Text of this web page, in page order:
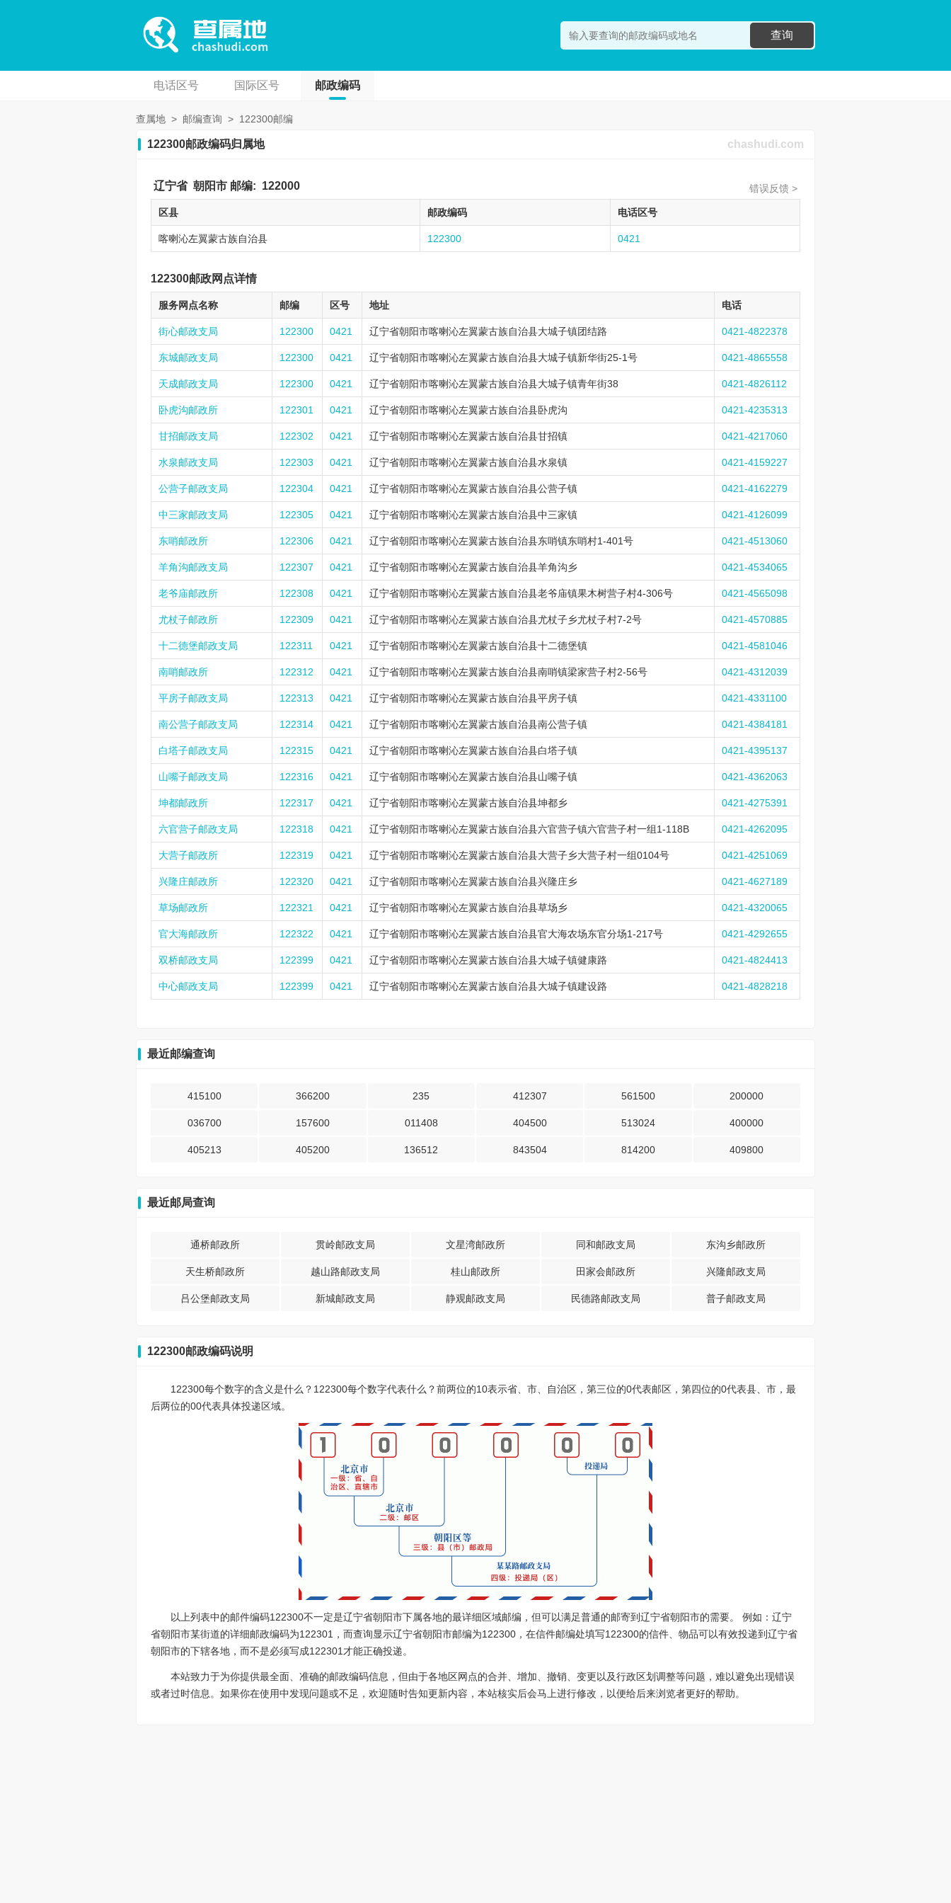
查询
电话区号 国际区号 邮政编码
查属地 > 邮编查询 > 122300邮编
122300邮政编码归属地 chashudi.com
辽宁省 朝阳市 邮编: 122000 错误反馈 >
区县 邮政编码 电话区号
喀喇沁左翼蒙古族自治县 122300 0421
122300邮政网点详情
服务网点名称 邮编 区号 地址 电话
街心邮政支局 122300 0421 辽宁省朝阳市喀喇沁左翼蒙古族自治县大城子镇团结路 0421-4822378
东城邮政支局 122300 0421 辽宁省朝阳市喀喇沁左翼蒙古族自治县大城子镇新华街25-1号 0421-4865558
天成邮政支局 122300 0421 辽宁省朝阳市喀喇沁左翼蒙古族自治县大城子镇青年街38 0421-4826112
卧虎沟邮政所 122301 0421 辽宁省朝阳市喀喇沁左翼蒙古族自治县卧虎沟 0421-4235313
甘招邮政支局 122302 0421 辽宁省朝阳市喀喇沁左翼蒙古族自治县甘招镇 0421-4217060
水泉邮政支局 122303 0421 辽宁省朝阳市喀喇沁左翼蒙古族自治县水泉镇 0421-4159227
公营子邮政支局 122304 0421 辽宁省朝阳市喀喇沁左翼蒙古族自治县公营子镇 0421-4162279
中三家邮政支局 122305 0421 辽宁省朝阳市喀喇沁左翼蒙古族自治县中三家镇 0421-4126099
东哨邮政所 122306 0421 辽宁省朝阳市喀喇沁左翼蒙古族自治县东哨镇东哨村1-401号 0421-4513060
羊角沟邮政支局 122307 0421 辽宁省朝阳市喀喇沁左翼蒙古族自治县羊角沟乡 0421-4534065
老爷庙邮政所 122308 0421 辽宁省朝阳市喀喇沁左翼蒙古族自治县老爷庙镇果木树营子村4-306号 0421-4565098
尤杖子邮政所 122309 0421 辽宁省朝阳市喀喇沁左翼蒙古族自治县尤杖子乡尤杖子村7-2号 0421-4570885
十二德堡邮政支局 122311 0421 辽宁省朝阳市喀喇沁左翼蒙古族自治县十二德堡镇 0421-4581046
南哨邮政所 122312 0421 辽宁省朝阳市喀喇沁左翼蒙古族自治县南哨镇梁家营子村2-56号 0421-4312039
平房子邮政支局 122313 0421 辽宁省朝阳市喀喇沁左翼蒙古族自治县平房子镇 0421-4331100
南公营子邮政支局 122314 0421 辽宁省朝阳市喀喇沁左翼蒙古族自治县南公营子镇 0421-4384181
白塔子邮政支局 122315 0421 辽宁省朝阳市喀喇沁左翼蒙古族自治县白塔子镇 0421-4395137
山嘴子邮政支局 122316 0421 辽宁省朝阳市喀喇沁左翼蒙古族自治县山嘴子镇 0421-4362063
坤都邮政所 122317 0421 辽宁省朝阳市喀喇沁左翼蒙古族自治县坤都乡 0421-4275391
六官营子邮政支局 122318 0421 辽宁省朝阳市喀喇沁左翼蒙古族自治县六官营子镇六官营子村一组1-118B 0421-4262095
大营子邮政所 122319 0421 辽宁省朝阳市喀喇沁左翼蒙古族自治县大营子乡大营子村一组0104号 0421-4251069
兴隆庄邮政所 122320 0421 辽宁省朝阳市喀喇沁左翼蒙古族自治县兴隆庄乡 0421-4627189
草场邮政所 122321 0421 辽宁省朝阳市喀喇沁左翼蒙古族自治县草场乡 0421-4320065
官大海邮政所 122322 0421 辽宁省朝阳市喀喇沁左翼蒙古族自治县官大海农场东官分场1-217号 0421-4292655
双桥邮政支局 122399 0421 辽宁省朝阳市喀喇沁左翼蒙古族自治县大城子镇健康路 0421-4824413
中心邮政支局 122399 0421 辽宁省朝阳市喀喇沁左翼蒙古族自治县大城子镇建设路 0421-4828218
最近邮编查询
415100 366200 235 412307 561500 200000
036700 157600 011408 404500 513024 400000
405213 405200 136512 843504 814200 409800
最近邮局查询
通桥邮政所 贯岭邮政支局 文星湾邮政所 同和邮政支局 东沟乡邮政所
天生桥邮政所 越山路邮政支局 桂山邮政所 田家会邮政所 兴隆邮政支局
吕公堡邮政支局 新城邮政支局 静观邮政支局 民德路邮政支局 普子邮政支局
122300邮政编码说明
122300每个数字的含义是什么？122300每个数字代表什么？前两位的10表示省、市、自治区，第三位的0代表邮区，第四位的0代表县、市，最
后两位的00代表具体投递区域。
以上列表中的邮件编码122300不一定是辽宁省朝阳市下属各地的最详细区域邮编，但可以满足普通的邮寄到辽宁省朝阳市的需要。 例如：辽宁
省朝阳市某街道的详细邮政编码为122301，而查询显示辽宁省朝阳市邮编为122300，在信件邮编处填写122300的信件、物品可以有效投递到辽宁省
朝阳市的下辖各地，而不是必须写成122301才能正确投递。
本站致力于为你提供最全面、准确的邮政编码信息，但由于各地区网点的合并、增加、撤销、变更以及行政区划调整等问题，难以避免出现错误
或者过时信息。如果你在使用中发现问题或不足，欢迎随时告知更新内容，本站核实后会马上进行修改，以便给后来浏览者更好的帮助。